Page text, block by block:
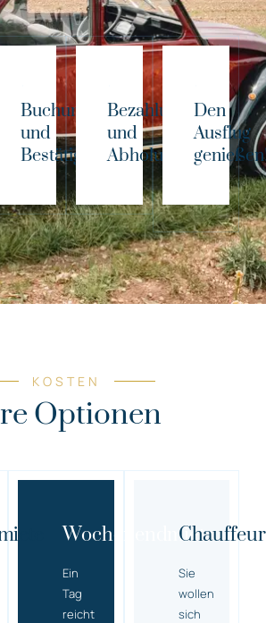
Buchung
und
Bestätigung
Bezahlung
und
Abholung
Den
Ausflug
KOSTEN
Optionen
Wochenendmiete
Ein
Tag
reicht
Sie
wollen
sich